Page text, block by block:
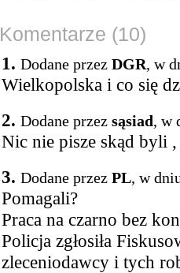
Komentarze (10)
1. Dodane przez DGR, w
Wielkopolska i co się
2. Dodane przez sąsiad, w
Nic nie pisze skąd byli ,
3. Dodane przez PL, w
Pomagali?
Praca na czarno bez
Policja zgłosiła
zleceniodawcy i tych